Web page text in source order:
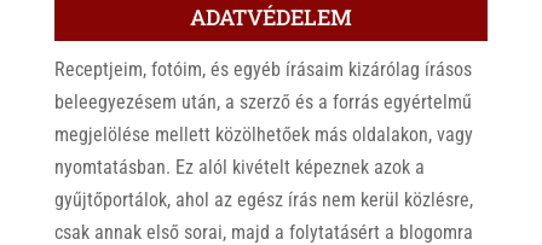
ADATVÉDELEM
Receptjeim, fotóim, és egyéb írásaim kizárólag írásos
beleegyezésem után, a szerző és a forrás egyértelmű
megjelölése mellett közölhetőek más oldalakon, vagy
nyomtatásban. Ez alól kivételt képeznek azok a
gyűjtőportálok, ahol az egész írás nem kerül közlésre,
csak annak első sorai, majd a folytatásért a blogomra